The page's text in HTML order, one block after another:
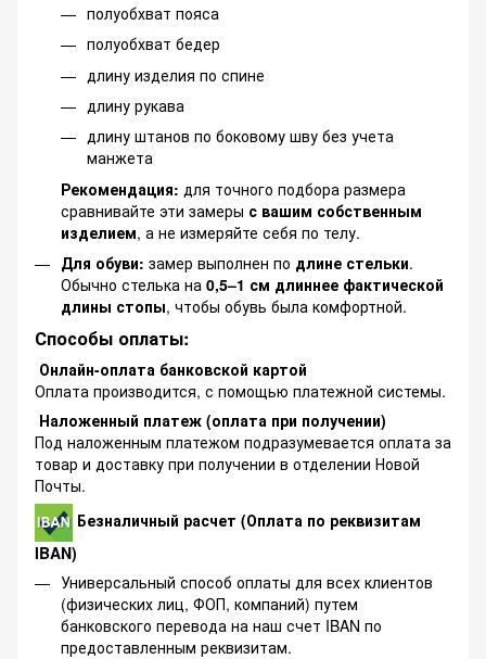
полуобхват пояса
полуобхват бедер
длину изделия по спине
длину рукава
длину штанов по боковому шву без учета
манжета
Рекомендация: для точного подбора размера
сравнивайте эти замеры с вашим собственным
изделием, а не измеряйте себя по телу.
Для обуви: замер выполнен по длине стельки.
Обычно стелька на 0,5–1 см длиннее фактической
длины стопы, чтобы обувь была комфортной.
Способы оплаты:
Онлайн-оплата банковской картой
Оплата производится, с помощью платежной системы.
Наложенный платеж (оплата при получении)
Под наложенным платежом подразумевается оплата за
товар и доставку при получении в отделении Новой
Почты.
Безналичный расчет (Оплата по реквизитам
IBAN)
Универсальный способ оплаты для всех клиентов
(физических лиц, ФОП, компаний) путем
банковского перевода на наш счет IBAN по
предоставленным реквизитам.